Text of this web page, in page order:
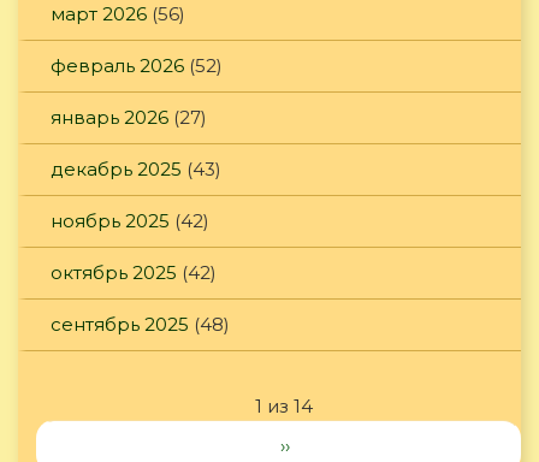
март 2026 (56)
февраль 2026 (52)
январь 2026 (27)
декабрь 2025 (43)
ноябрь 2025 (42)
октябрь 2025 (42)
сентябрь 2025 (48)
1 из 14
››